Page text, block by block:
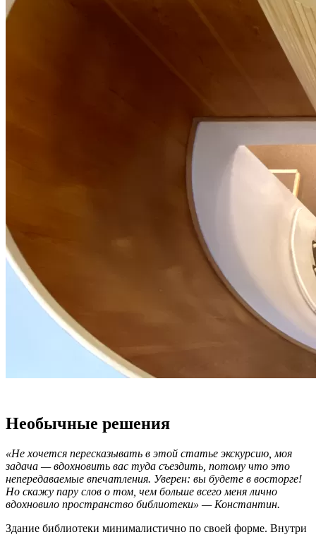
Необычные решения
«Не хочется пересказывать в этой статье экскурсию, моя
задача — вдохновить вас туда съездить, потому что это
непередаваемые впечатления. Уверен: вы будете в восторге!
Но скажу пару слов о том, чем больше всего меня лично
вдохновило пространство библиотеки» — Константин.
Здание библиотеки минималистично по своей форме. Внутри